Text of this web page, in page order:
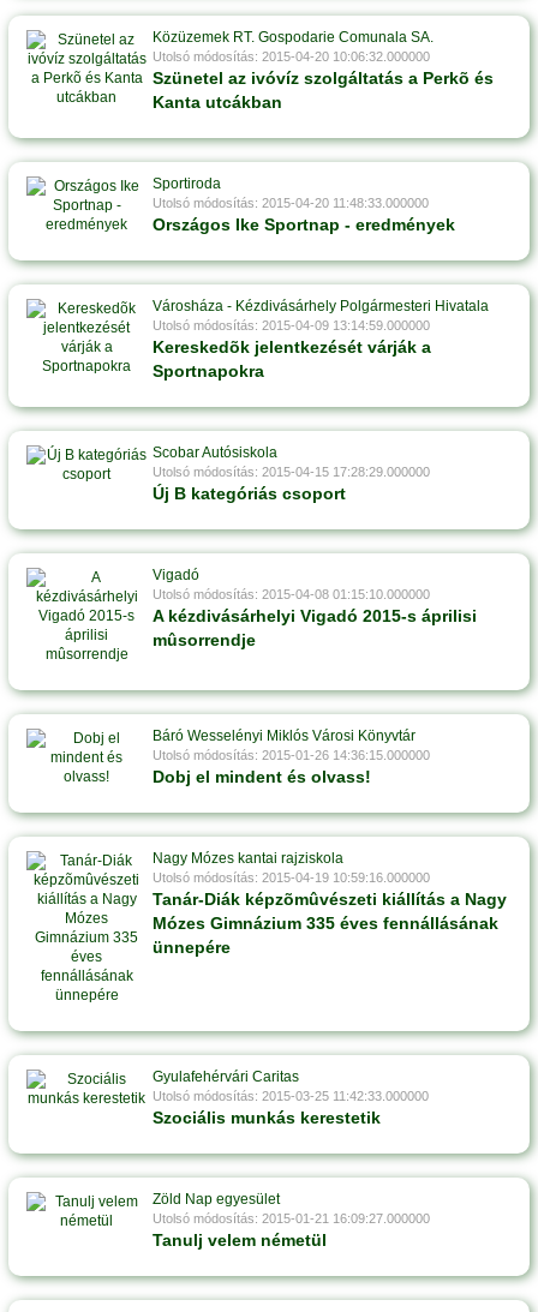
Közüzemek RT. Gospodarie Comunala SA.
Utolsó módosítás: 2015-04-20 10:06:32.000000
Szünetel az ivóvíz szolgáltatás a Perkõ és
Kanta utcákban
Sportiroda
Utolsó módosítás: 2015-04-20 11:48:33.000000
Országos Ike Sportnap - eredmények
Városháza - Kézdivásárhely Polgármesteri Hivatala
Utolsó módosítás: 2015-04-09 13:14:59.000000
Kereskedõk jelentkezését várják a
Sportnapokra
Scobar Autósiskola
Utolsó módosítás: 2015-04-15 17:28:29.000000
Új B kategóriás csoport
Vigadó
Utolsó módosítás: 2015-04-08 01:15:10.000000
A kézdivásárhelyi Vigadó 2015-s áprilisi
mûsorrendje
Báró Wesselényi Miklós Városi Könyvtár
Utolsó módosítás: 2015-01-26 14:36:15.000000
Dobj el mindent és olvass!
Nagy Mózes kantai rajziskola
Utolsó módosítás: 2015-04-19 10:59:16.000000
Tanár-Diák képzõmûvészeti kiállítás a Nagy
Mózes Gimnázium 335 éves fennállásának
ünnepére
Gyulafehérvári Caritas
Utolsó módosítás: 2015-03-25 11:42:33.000000
Szociális munkás kerestetik
Zöld Nap egyesület
Utolsó módosítás: 2015-01-21 16:09:27.000000
Tanulj velem németül